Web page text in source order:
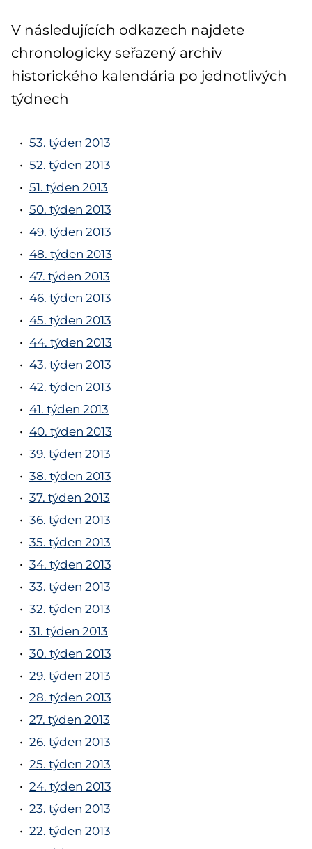
V následujících odkazech najdete
chronologicky seřazený archiv
historického kalendária po jednotlivých
týdnech
53. týden 2013
52. týden 2013
51. týden 2013
50. týden 2013
49. týden 2013
48. týden 2013
47. týden 2013
46. týden 2013
45. týden 2013
44. týden 2013
43. týden 2013
42. týden 2013
41. týden 2013
40. týden 2013
39. týden 2013
38. týden 2013
37. týden 2013
36. týden 2013
35. týden 2013
34. týden 2013
33. týden 2013
32. týden 2013
31. týden 2013
30. týden 2013
29. týden 2013
28. týden 2013
27. týden 2013
26. týden 2013
25. týden 2013
24. týden 2013
23. týden 2013
22. týden 2013